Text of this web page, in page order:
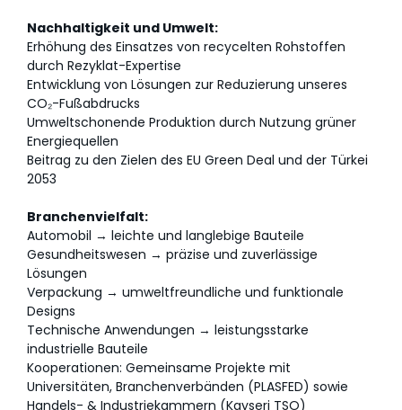
Nachhaltigkeit und Umwelt:
Erhöhung des Einsatzes von recycelten Rohstoffen
durch Rezyklat-Expertise
Entwicklung von Lösungen zur Reduzierung unseres
CO₂-Fußabdrucks
Umweltschonende Produktion durch Nutzung grüner
Energiequellen
Beitrag zu den Zielen des EU Green Deal und der Türkei
2053
Branchenvielfalt:
Automobil → leichte und langlebige Bauteile
Gesundheitswesen → präzise und zuverlässige
Lösungen
Verpackung → umweltfreundliche und funktionale
Designs
Technische Anwendungen → leistungsstarke
industrielle Bauteile
Kooperationen: Gemeinsame Projekte mit
Universitäten, Branchenverbänden (PLASFED) sowie
Handels- & Industriekammern (Kayseri TSO)